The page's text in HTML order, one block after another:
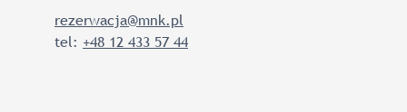
rezerwacja@mnk.pl
tel: +48 12 433 57 44